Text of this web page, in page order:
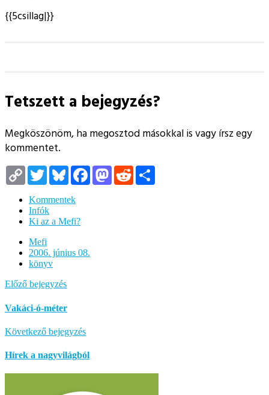
{{5csillag|}}
Tetszett a bejegyzés?
Megköszönöm, ha megosztod másokkal is vagy írsz egy
kommentet.
Copy
Link
TwitterBlueskyFacebookMastodon
Reddit
Kommentek
Infók
Ki az a Mefi?
Mefi
2006. június 08.
könyv
Előző bejegyzés
Vakáci-ó-méter
Következő bejegyzés
Hírek a nagyvilágból